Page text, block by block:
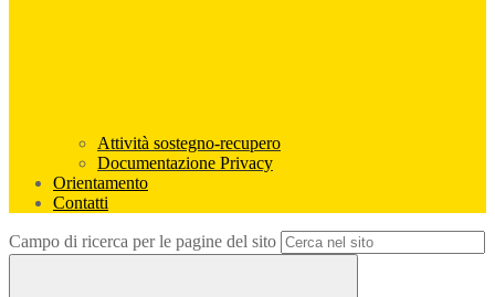
Attività sostegno-recupero
Documentazione Privacy
Orientamento
Contatti
Campo di ricerca per le pagine del sito